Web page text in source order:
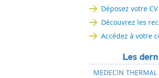
Déposez votre CV
Découvrez les
Accédez à votre
Les
MEDECIN THERMAL